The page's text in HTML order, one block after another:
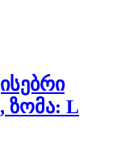
ზომა: L